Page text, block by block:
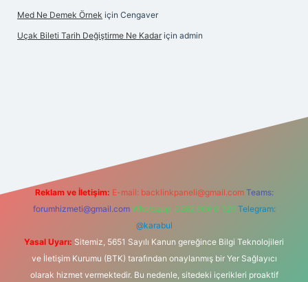
Med Ne Demek Örnek için Cengaver
Uçak Bileti Tarih Değiştirme Ne Kadar için admin
Reklam ve İletişim: E-mail: backlinkpaneli@gmail.com Teams:
forumhizmeti@gmail.com Whatsapp: 0262 606 0 726 Telegram:
@karabul
Yasal Uyarı: Sitemiz, 5651 Sayılı Kanun gereğince Bilgi Teknolojileri
ve İletişim Kurumu (BTK) tarafından onaylanmış bir Yer Sağlayıcı
olarak hizmet vermektedir. Bu nedenle, sitedeki içerikleri proaktif